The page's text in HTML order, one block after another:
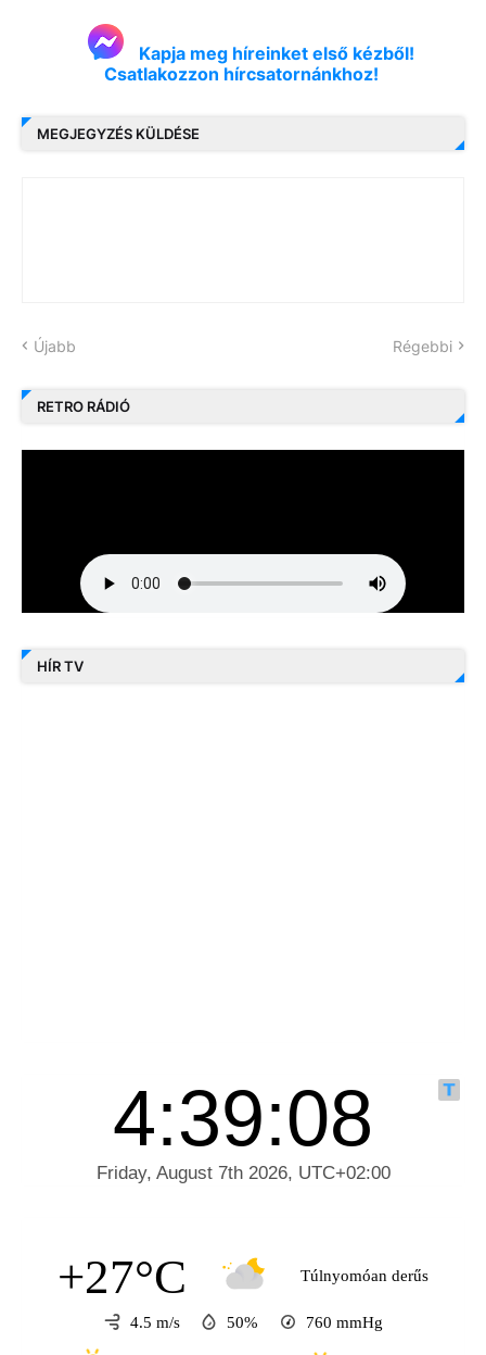
Kapja meg híreinket első kézből!
Csatlakozzon hírcsatornánkhoz!
MEGJEGYZÉS KÜLDÉSE
Újabb Régebbi
RETRO RÁDIÓ
HÍR TV
+27°C Túlnyomóan derűs
4.5 m/s 50% 760 mmHg